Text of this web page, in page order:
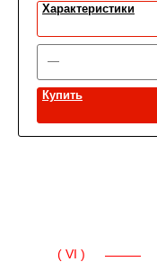
Характеристики
Купить
( VI )